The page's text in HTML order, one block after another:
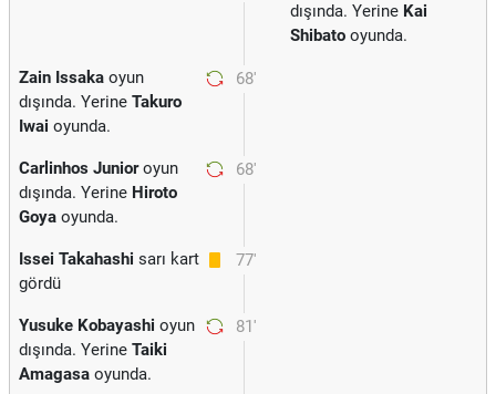
dışında. Yerine Kai
Shibato oyunda.
68'
Zain Issaka oyun
dışında. Yerine Takuro
Iwai oyunda.
68'
Carlinhos Junioroyun
dışında. Yerine Hiroto
Goya oyunda.
77'
Issei Takahashi sarı kart
gördü
81'
Yusuke Kobayashi oyun
dışında. Yerine Taiki
Amagasa oyunda.